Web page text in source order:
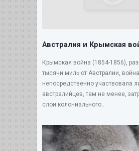
Австралия и Крымская
Крымская война (1854-1856),
тысячи миль от Австралии,
непосредственно участвовала
австралийцев, тем не менее,
слои колониального...